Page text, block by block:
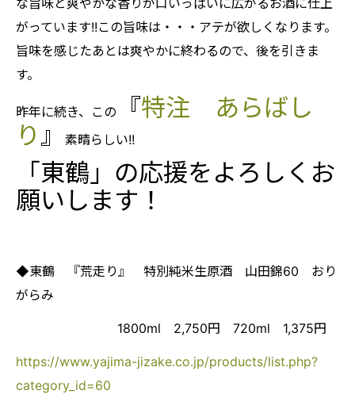
な旨味と爽やかな香りが口いっぱいに広がるお酒に仕上
がっています!!この旨味は・・・アテが欲しくなります。
旨味を感じたあとは爽やかに終わるので、後を引きま
す。
昨年に続き、この 『特注 あらばし
り』 素晴らしい!!
「東鶴」の応援をよろしくお
願いします！
◆東鶴 『荒走り』 特別純米生原酒 山田錦60 おり
がらみ
1800ml 2,750円 720ml 1,375円
https://www.yajima-jizake.co.jp/products/list.php?
category_id=60